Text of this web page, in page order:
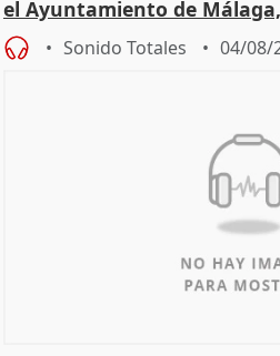
el Ayuntamiento de
Sonido Totales 04/08/